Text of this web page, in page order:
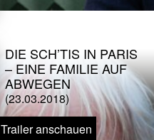
DIE SCH’TIS IN PARIS
– EINE FAMILIE AUF
ABWEGEN
(23.03.2018)
Trailer anschauen